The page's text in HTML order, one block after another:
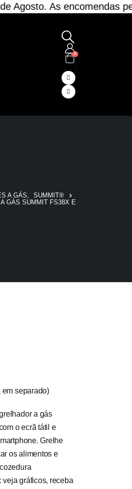
As encomendas
0
A GÁS,
SUMMIT®
GÁS SUMMIT FS38X E
em separado)
a gás
o ecrã tátil e
Grelhe
os alimentos e
veja gráficos, receba